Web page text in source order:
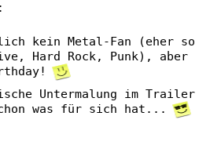
kein Metal-Fan (eher so
Hard Rock, Punk), aber
Untermalung im Trailer
was für sich hat...